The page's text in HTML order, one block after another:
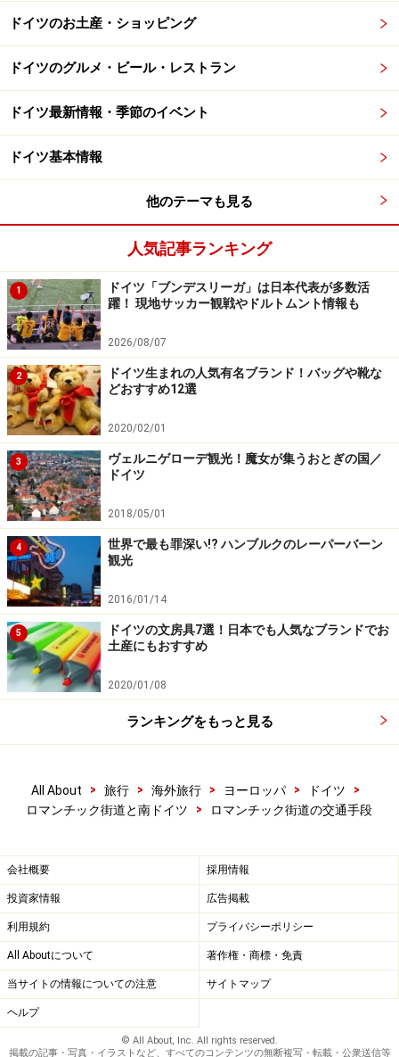
ドイツのお土産・ショッピング
ドイツのグルメ・ビール・レストラン
ドイツ最新情報・季節のイベント
ドイツ基本情報
他のテーマも見る
人気記事ランキング
1
ドイツ「ブンデスリーガ」は日本代表が多数活
躍！ 現地サッカー観戦やドルトムント情報も
2026/08/07
2
ドイツ生まれの人気有名ブランド！バッグや靴な
どおすすめ12選
2020/02/01
3
ヴェルニゲローデ観光！魔女が集うおとぎの国／
ドイツ
2018/05/01
4
世界で最も罪深い!? ハンブルクのレーパーバーン
観光
2016/01/14
5
ドイツの文房具7選！日本でも人気なブランドでお
土産にもおすすめ
2020/01/08
ランキングをもっと見る
All About > 旅行 > 海外旅行 > ヨーロッパ > ドイツ
>
ロマンチック街道と南ドイツ
> ロマンチック街道の交通手段
会社概要 採用情報
投資家情報 広告掲載
利用規約 プライバシーポリシー
All Aboutについて 著作権・商標・免責
当サイトの情報についての注意 サイトマップ
ヘルプ
© All About, Inc. All rights reserved.
掲載の記事・写真・イラストなど、すべてのコンテンツの無断複写・転載・公衆送信等